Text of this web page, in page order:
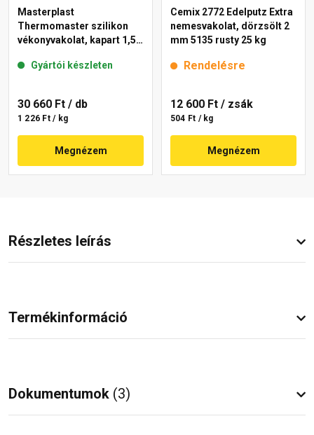
Masterplast
Thermomaster szilikon
vékonyvakolat, kapart 1,5
Gyártói készleten
30 660 Ft / db
1 226 Ft / kg
Megnézem
Cemix 2772 Edelputz Extra
nemesvakolat, dörzsölt 2
mm 5135 rusty 25 kg
Rendelésre
12 600 Ft / zsák
504 Ft / kg
Megnézem
Részletes leírás
Termékinformáció
Dokumentumok (3)